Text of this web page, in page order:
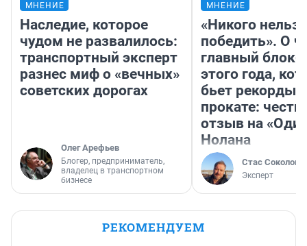
МНЕНИЕ
Наследие, которое
чудом не развалилось:
транспортный эксперт
разнес миф о «вечных»
советских дорогах
Олег Арефьев
Блогер, предприниматель,
владелец в транспортном
бизнесе
МНЕНИЕ
«Никого нельзя
победить». О
главный
этого года,
бьет рекорды в
прокате:
отзыв на
Нолана
Стас Соколов
Эксперт
РЕКОМЕНДУЕМ